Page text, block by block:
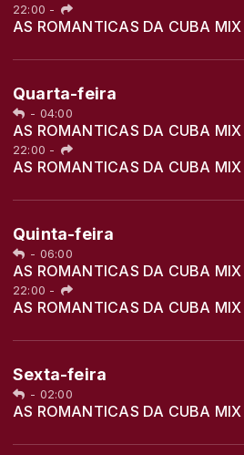
22:00 -
AS ROMANTICAS DA CUBA MIX
Quarta-feira
- 04:00
AS ROMANTICAS DA CUBA MIX
22:00 -
AS ROMANTICAS DA CUBA MIX
Quinta-feira
- 06:00
AS ROMANTICAS DA CUBA MIX
22:00 -
AS ROMANTICAS DA CUBA MIX
Sexta-feira
- 02:00
AS ROMANTICAS DA CUBA MIX